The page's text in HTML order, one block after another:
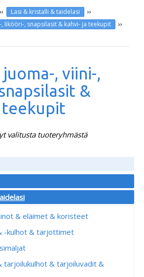
›› Lasi & kristalli & taidelasi ››
likööri-, snapsilasit & kahvi- ja teekupit ››
, viini-,
&
teekupit
valitusta tuoteryhmästä
& eläimet & koristeet
-kulhot & tarjottimet
tarjoilukulhot & tarjoiluvadit &